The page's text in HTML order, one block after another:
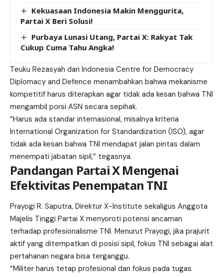
Kekuasaan Indonesia Makin Menggurita,
Partai X Beri Solusi!
Purbaya Lunasi Utang, Partai X: Rakyat Tak
Cukup Cuma Tahu Angka!
Teuku Rezasyah dari Indonesia Centre for Democracy
Diplomacy and Defence menambahkan bahwa mekanisme
kompetitif harus diterapkan agar tidak ada kesan bahwa TNI
mengambil porsi ASN secara sepihak.
“Harus ada standar internasional, misalnya kriteria
International Organization for Standardization (ISO), agar
tidak ada kesan bahwa TNI mendapat jalan pintas dalam
menempati jabatan sipil,” tegasnya.
Pandangan Partai X Mengenai
EfektivitasPenempatan TNI
Prayogi R. Saputra, Direktur X-Institute sekaligus Anggota
Majelis Tinggi Partai X menyoroti potensi ancaman
terhadap profesionalisme TNI. Menurut Prayogi, jika prajurit
aktif yang ditempatkan di posisi sipil, fokus TNI sebagai alat
pertahanan negara bisa terganggu.
“Militer harus tetap profesional dan fokus pada tugas